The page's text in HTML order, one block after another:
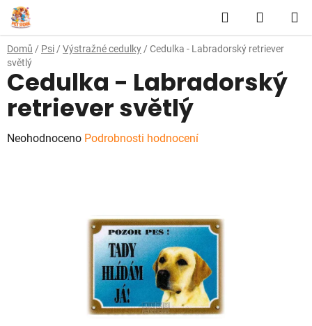
Přejít
na
obsah
Hledat
KOŠÍK
Domů / Psi / Výstražné cedulky / Cedulka - Labradorský retriever
světlý
Cedulka - Labradorský
retriever světlý
Průměrné
Neohodnoceno Podrobnosti hodnocení